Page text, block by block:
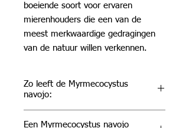
boeiende soort voor ervaren
mierenhouders die een van de
meest merkwaardige gedragingen
van de natuur willen verkennen.
Zo leeft de Myrmecocystus
navojo:
Een Myrmecocystus navojo